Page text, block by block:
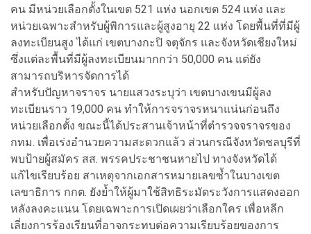
คน มีหน่วยเลือกตั้งในเขต 521 แห่ง นอกเขต 524 แห่ง และ
หน่วยเฉพาะสำหรับผู้พิการและผู้สูงอายุ 22 แห่ง โดยพื้นที่ที่มีผู้
ลงทะเบียนสูง ได้แก่ เขตบางกะปิ จตุจักร และจังหวัดเชียงใหม่
ซึ่งแต่ละพื้นที่มีผู้ลงทะเบียนมากกว่า 50,000 คน แต่ยัง
สามารถบริหารจัดการได้
สำหรับปัญหาจราจร นายแสวงระบุว่า เขตบางเขนมีผู้ลง
ทะเบียนราว 19,000 คน ทำให้การจราจรหนาแน่นก่อนถึง
หน่วยเลือกตั้ง ขณะนี้ได้ประสานเจ้าหน้าที่ตำรวจจราจรของ
กทม. เพื่อเร่งอำนวยความสะดวกแล้ว ส่วนกรณีจังหวัดชลบุรีที่
พบป้ายผู้สมัคร สส. พรรคประชาชนหายไป ทางจังหวัดได้
แก้ไขเรียบร้อย สาเหตุจากเอกสารหมายเลขซ้ำในบางเขต
เลขาธิการ กกต. ยังย้ำให้ผู้มาใช้สิทธิระมัดระวังการแสดงออก
หลังลงคะแนน โดยเฉพาะการเปิดเผยว่าเลือกใคร เพื่อหลีก
เลี่ยงการร้องเรียนที่อาจกระทบต่อความเรียบร้อยของการ